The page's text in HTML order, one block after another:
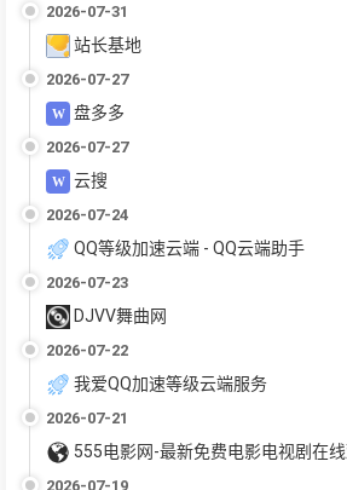
2026-07-31
站长基地
2026-07-27
盘多多
2026-07-27
云搜
2026-07-24
QQ等级加速云端 - QQ云端助手
2026-07-23
DJVV舞曲网
2026-07-22
我爱QQ加速等级云端服务
2026-07-21
555电影网-最新免费电影电视剧在
2026-07-19